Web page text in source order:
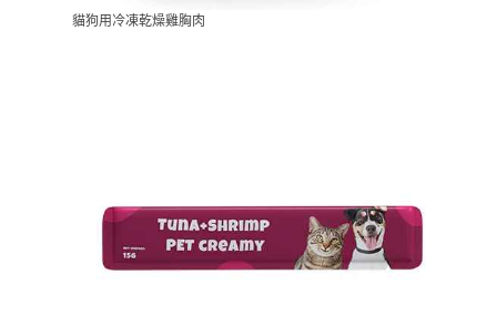
貓狗用冷凍乾燥雞胸肉